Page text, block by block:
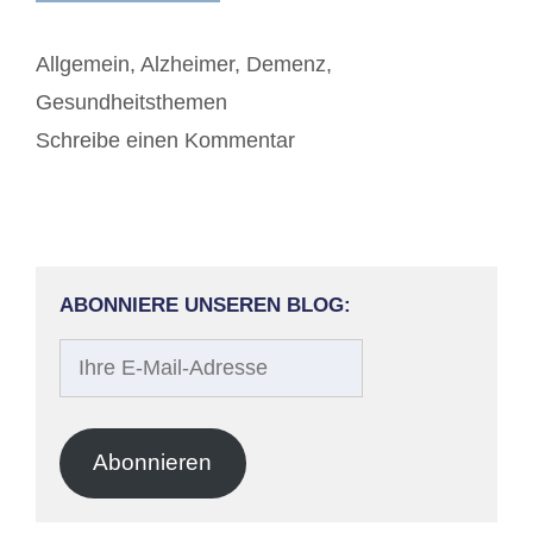
Kategorien
Allgemein, Alzheimer, Demenz,
Gesundheitsthemen
Schreibe einen Kommentar
ABONNIERE UNSEREN BLOG:
Adresse
Abonnieren